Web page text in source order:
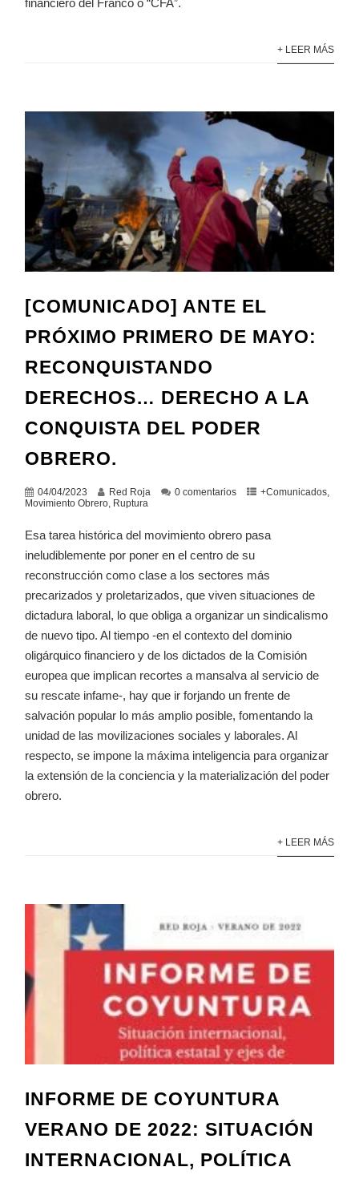
+ LEER MÁS
[COMUNICADO] ANTE EL
PRÓXIMO PRIMERO DE MAYO:
RECONQUISTANDO
DERECHOS… DERECHO A LA
CONQUISTA DEL PODER
OBRERO.
04/04/2023 Red Roja 0 comentarios +Comunicados
Movimiento Obrero Ruptura
Esa tarea histórica del movimiento obrero pasa
ineludiblemente por poner en el centro de su
reconstrucción como clase a los sectores más
precarizados y proletarizados, que viven situaciones de
dictadura laboral, lo que obliga a organizar un sindicalismo
de nuevo tipo. Al tiempo -en el contexto del dominio
oligárquico financiero y de los dictados de la Comisión
europea que implican recortes a mansalva al servicio de
su rescate infame-, hay que ir forjando un frente de
salvación popular lo más amplio posible, fomentando la
unidad de las movilizaciones sociales y laborales. Al
respecto, se impone la máxima inteligencia para organizar
la extensión de la conciencia y la materialización del poder
obrero.
+ LEER MÁS
INFORME DE COYUNTURA
VERANO DE 2022: SITUACIÓN
INTERNACIONAL, POLÍTICA